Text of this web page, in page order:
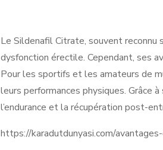
Le Sildenafil Citrate, souvent reconnu
dysfonction érectile. Cependant, ses
Pour les sportifs et les amateurs de
leurs performances physiques. Grâce
l’endurance et la récupération post-
https://karadutdunyasi.com/